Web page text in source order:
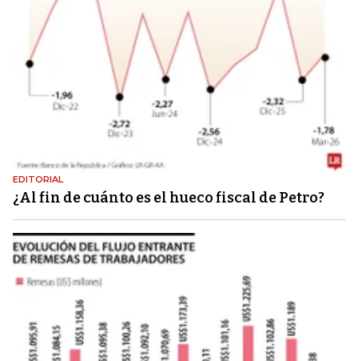
EDITORIAL
¿Al fin de cuánto es el hueco fiscal de Petro?